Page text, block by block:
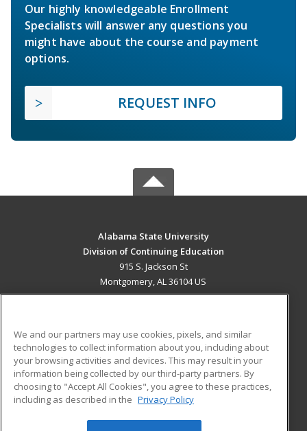
Our highly knowledgeable Enrollment
Specialists will answer any questions you
might have about the course and payment
options.
REQUEST INFO
Alabama State University
Division of Continuing Education
915 S. Jackson St
Montgomery, AL 36104 US
ADDITIONAL RESOURCES
Military
Financial Assistance
Help
Student Blog
We and our partners may use cookies, pixels, and similar
technologies to collect information about you, including about
your browsing activities and devices. This may result in your
information being collected by our third-party partners. By
choosing to "Accept All Cookies", you agree to these practices,
including as described in the Privacy Policy